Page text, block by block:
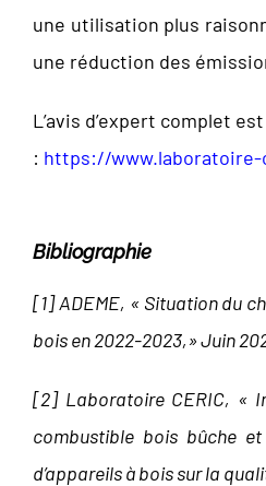
une utilisation plus
une réduction des
L’avis d’expert complet
: https://
Bibliographie
[1] ADEME, « Situation du
bois en 2022-2023,» Juin
[2] Laboratoire CERIC, «
combustible bois bûche
d’appareils à bois sur la